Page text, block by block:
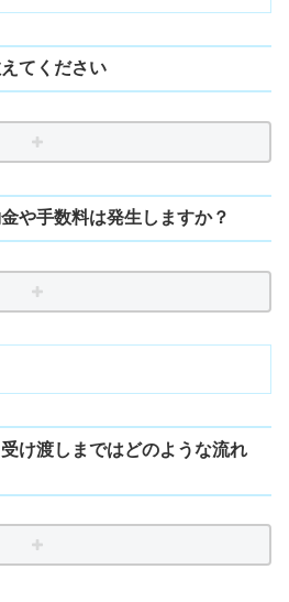
てください
や手数料は発生しますか？
け渡しまではどのような流れ